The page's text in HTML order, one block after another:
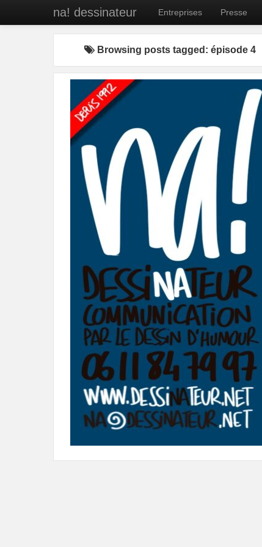
na! dessinateur Entreprises Presse
Browsing posts tagged: épisode 4